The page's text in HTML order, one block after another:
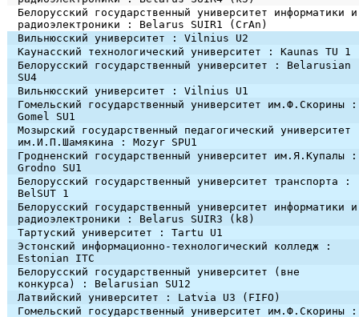
Белорусский государственный университет информатики и
радиоэлектроники : Belarus SUIR1 (CrAn)
Вильнюсский университет : Vilnius U2
Каунасский технологический университет : Kaunas TU 1
Белорусский государственный университет : Belarusian
SU4
Вильнюсский университет : Vilnius U1
Гомельский государственный университет им.Ф.Скорины :
Gomel SU1
Мозырский государственный педагогический университет
им.И.П.Шамякина : Mozyr SPU1
Гродненский государственный университет им.Я.Купалы :
Grodno SU1
Белорусский государственный университет транспорта :
BelSUT 1
Белорусский государственный университет информатики и
радиоэлектроники : Belarus SUIR3 (k8)
Тартуский университет : Tartu U1
Эстонский информационно-технологический колледж :
Estonian ITC
Белорусский государственный университет (вне
конкурса) : Belarusian SU12
Латвийский университет : Latvia U3 (FIFO)
Гомельский государственный университет им.Ф.Скорины :